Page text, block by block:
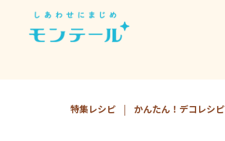
特集レシピ かんたん！デコレシピ